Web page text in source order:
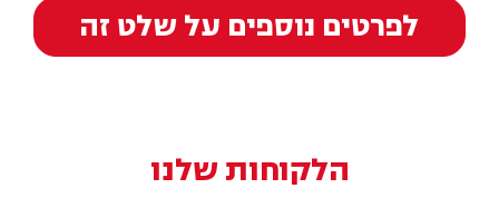
לפרטים נוספים על שלט זה
הלקוחות שלנו